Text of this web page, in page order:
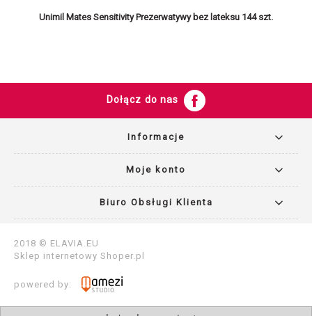
Unimil Mates Sensitivity Prezerwatywy bez lateksu 144 szt.
Dołącz do nas
Informacje
Moje konto
Biuro Obsługi Klienta
2018 © ELAVIA.EU
Sklep internetowy Shoper.pl
powered by: